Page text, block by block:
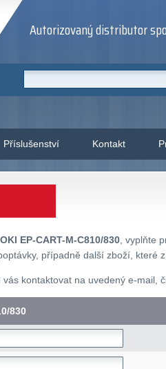
Autorizovaný distributor
Příslušenství Kontakt
OKI EP-CART-M-C810/830, vyplňte
případně další zboží, které
kontaktovat na uvedený e-mail,
830